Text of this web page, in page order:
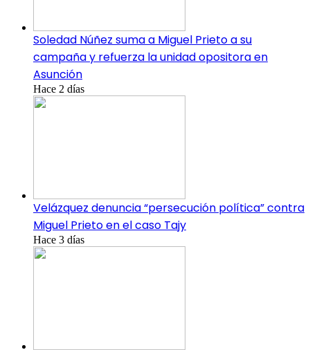
Soledad Núñez suma a Miguel Prieto a su
campaña y refuerza la unidad opositora en
Asunción
Hace 2 días
Velázquez denuncia “persecución política” contra
Miguel Prieto en el caso Tajy
Hace 3 días